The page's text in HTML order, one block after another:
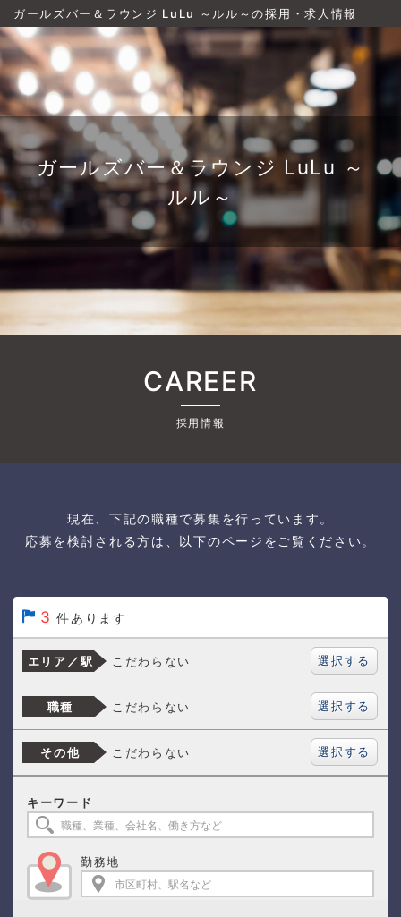
ガールズバー＆ラウンジ LuLu ～ルル～の採用・求人情報
ガールズバー＆ラウンジ LuLu ～
ルル～
CAREER
採用情報
現在、下記の職種で募集を行っています。
応募を検討される方は、以下のページをご覧ください。
3 件あります
エリア／駅 こだわらない 選択する
職種 こだわらない 選択する
その他 こだわらない 選択する
キーワード
勤務地